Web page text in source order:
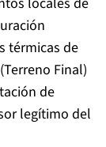
térmicas de
Final)
de
legítimo del